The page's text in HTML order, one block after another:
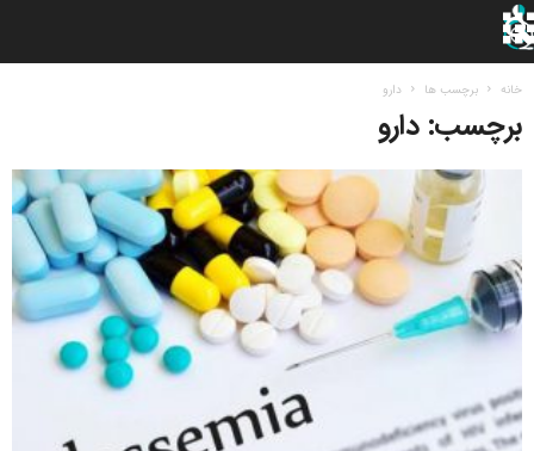
خانه برچسب ها دارو
برچسب: دارو